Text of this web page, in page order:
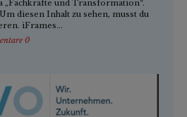
„Fachkräfte und Transformation“.
diesen Inhalt zu sehen, musst du
iFrames...
0